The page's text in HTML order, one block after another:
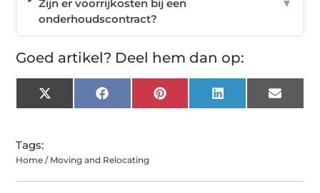
Zijn er voorrijkosten bij een
onderhoudscontract?
▼
Goed artikel? Deel hem dan op:
X
(Twitter)
Facebook Pinterest LinkedIn Email
Tags:
Home / Moving and Relocating